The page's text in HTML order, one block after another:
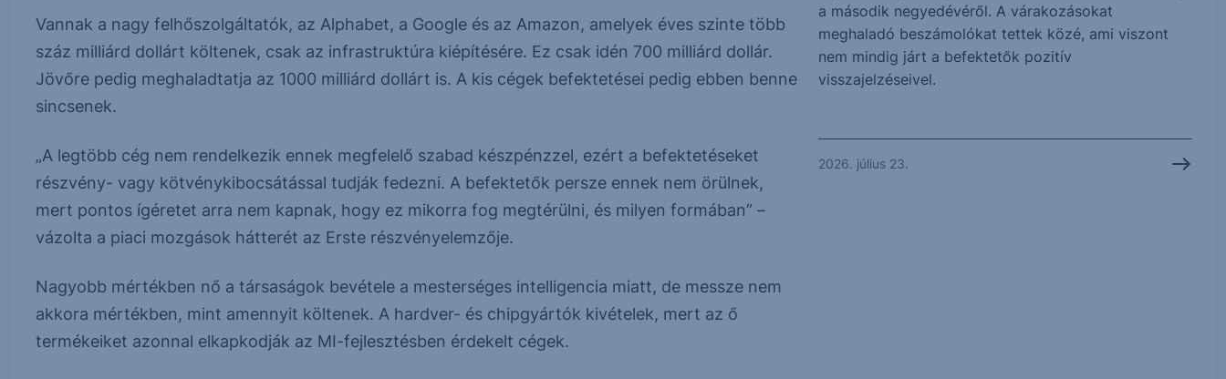
Vannak a nagy felhőszolgáltatók, az Alphabet, a Google és az Amazon, amelyek éves szinte több
száz milliárd dollárt költenek, csak az infrastruktúra kiépítésére. Ez csak idén 700 milliárd dollár.
Jövőre pedig meghaladtatja az 1000 milliárd dollárt is. A kis cégek befektetései pedig ebben benne
sincsenek.
„A legtöbb cég nem rendelkezik ennek megfelelő szabad készpénzzel, ezért a befektetéseket
részvény- vagy kötvénykibocsátással tudják fedezni. A befektetők persze ennek nem örülnek,
mert pontos ígéretet arra nem kapnak, hogy ez mikorra fog megtérülni, és milyen formában” –
vázolta a piaci mozgások hátterét az Erste részvényelemzője.
Nagyobb mértékben nő a társaságok bevétele a mesterséges intelligencia miatt, de messze nem
akkora mértékben, mint amennyit költenek. A hardver- és chipgyártók kivételek, mert az ő
termékeiket azonnal elkapkodják az MI-fejlesztésben érdekelt cégek.
a második negyedévéről. A várakozásokat
meghaladó beszámolókat tettek közé, ami viszont
nem mindig járt a befektetők pozitív
visszajelzéseivel.
2026. július 23.